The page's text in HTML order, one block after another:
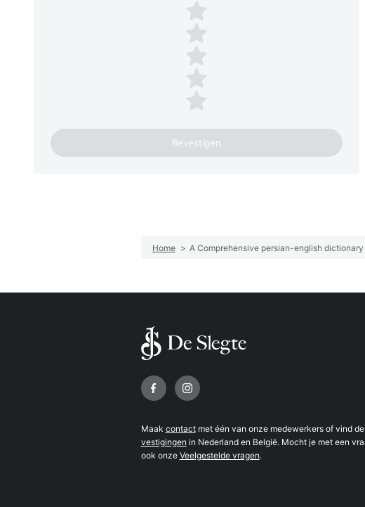
Plaats een beoordeling
5 sterren
4 sterren
3 sterren
2 sterren
1 ster
Home > A Comprehensive persian-english dictionary
Volg ons op
Maak contactmet één van onze medewerkers of vind
vestigingen in Nederland en België. Mocht je met een
ook onze Veelgestelde vragen.